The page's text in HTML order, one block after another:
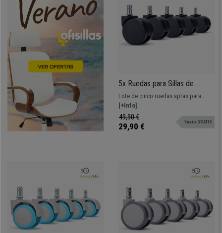
5x Ruedas para Sillas de
Oficina SLIDE, Recubrimiento
de Goma, Multisuperficies, en
Color Negro
Lote de cinco ruedas aptas para
todo tipo de suelos, especialmente
recomendadas para superficies
delicatas como parquet, baldosa,
[+Info]
49,90 €
29,90 € Envio GRATIS